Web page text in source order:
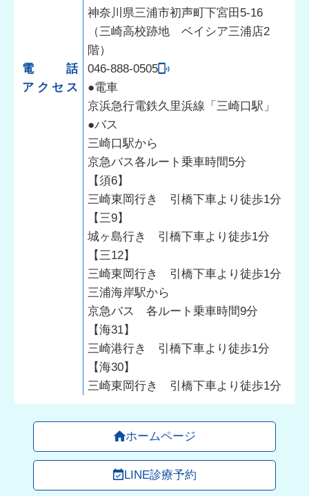
神奈川県三浦市初声町下宮田5-16
（三崎高校跡地 ベイシア三浦店2
階）
電話
046-888-0505
アクセス
●電車
京浜急行電鉄久里浜線「三崎口駅」
●バス
三崎口駅から
京急バス各ルート乗車時間5分
【須6】
三崎東岡行き 引橋下車より徒歩1分
【三9】
城ヶ島行き 引橋下車より徒歩1分
【三12】
三崎東岡行き 引橋下車より徒歩1分
三浦海岸駅から
京急バス 各ルート乗車時間9分
【海31】
三崎港行き 引橋下車より徒歩1分
【海30】
三崎東岡行き 引橋下車より徒歩1分
ホームページ
LINE診療予約